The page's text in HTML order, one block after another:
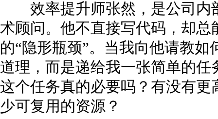
效率提升师张然，是公司内
术顾问。他不直接写代码，却
的“隐形瓶颈”。当我向他请教
道理，而是递给我一张简单的
这个任务真的必要吗？有没有
少可复用的资源？